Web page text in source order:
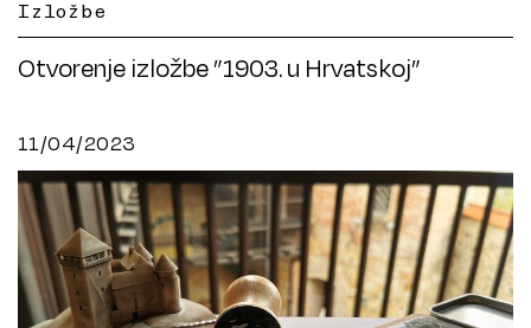
Izložbe
Otvorenje izložbe ”1903. u Hrvatskoj”
11/04/2023